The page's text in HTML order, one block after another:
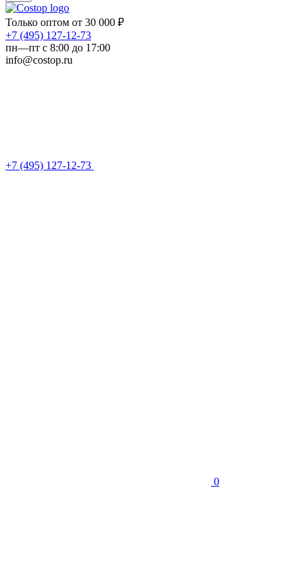
Только оптом от 30 000 ₽
‎+7 (495) 127-12-73
пн—пт с 8:00 до 17:00
info@costop.ru
‎+7 (495) 127-12-73
0